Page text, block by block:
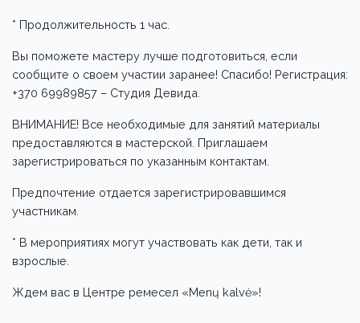
* Продолжительность 1 час.
Вы поможете мастеру лучше подготовиться, если
сообщите о своем участии заранее! Спасибо! Регистрация:
+370 69989857 – Студия Девида.
ВНИМАНИЕ! Все необходимые для занятий материалы
предоставляются в мастерской. Приглашаем
зарегистрироваться по указанным контактам.
Предпочтение отдается зарегистрировавшимся
участникам.
* В мероприятиях могут участвовать как дети, так и
взрослые.
Ждем вас в Центре ремесел «Menų kalvė»!